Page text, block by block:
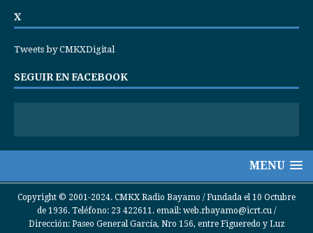
X
Tweets by CMKXDigital
SEGUIR EN FACEBOOK
MENU
Copyright © 2001-2024. CMKX Radio Bayamo / Fundada el 10 Octubre
de 1936. Teléfono: 23 422611. email: web.rbayamo@icrt.cu /
Dirección: Paseo General García, Nro 156, entre Figueredo y Luz